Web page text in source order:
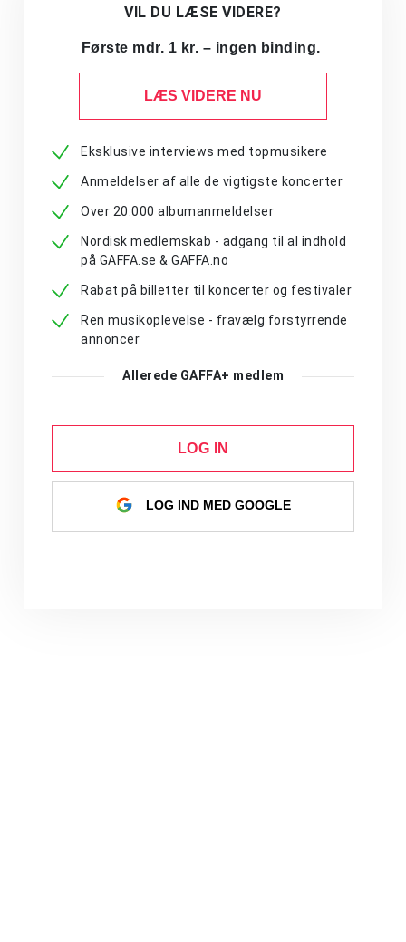
VIL DU LÆSE VIDERE?
Første mdr. 1 kr. – ingen binding.
LÆS VIDERE NU
Eksklusive interviews med topmusikere
Anmeldelser af alle de vigtigste koncerter
Over 20.000 albumanmeldelser
Nordisk medlemskab - adgang til al indhold
på GAFFA.se & GAFFA.no
Rabat på billetter til koncerter og festivaler
Ren musikoplevelse - fravælg forstyrrende
annoncer
Allerede GAFFA+ medlem
LOG IN
LOG IND MED GOOGLE